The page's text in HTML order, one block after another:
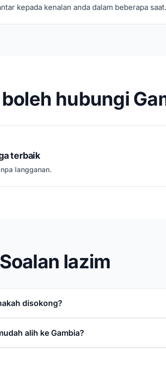
kepada kenalan anda dalam beberapa saat.
hubungi
terbaik
langganan.
Soalan lazim
disokong?
alih ke Gambia?